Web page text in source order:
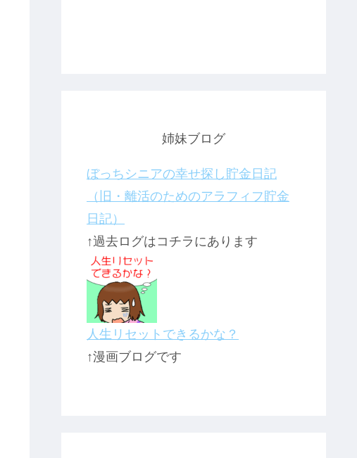
姉妹ブログ
ぼっちシニアの幸せ探し貯金日記
（旧・離活のためのアラフィフ貯金
日記）
↑過去ログはコチラにあります
人生リセットできるかな？
↑漫画ブログです